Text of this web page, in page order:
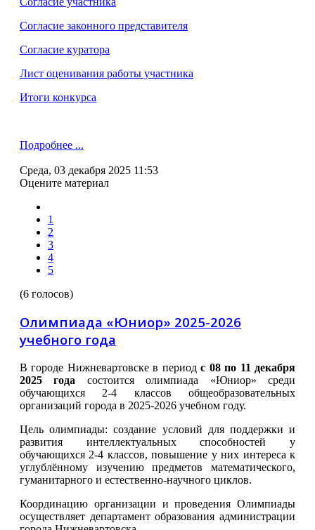
Согласие законного представителя
Согласие куратора
Лист оценивания работы участника
Итоги конкурса
Подробнее ...
Среда, 03 декабря 2025 11:53
Оцените материал
1
2
3
4
5
(6 голосов)
Олимпиада «Юниор» 2025-2026
учебного года
В городе Нижневартовске в периодс 08 по 11 декабря
2025 года состоится олимпиада «Юниор» среди
обучающихся 2-4 классов общеобразовательных
организаций города в 2025-2026 учебном году.
Цель олимпиады: создание условий для поддержки и
развития интеллектуальных способностей у
обучающихся 2-4 классов, повышение у них интереса к
углублённому изучению предметов математического,
гуманитарного и естественно-научного циклов.
Координацию организации и проведения Олимпиады
осуществляет департамент образования администрации